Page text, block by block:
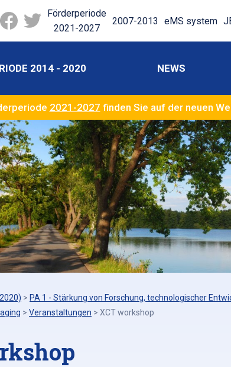
Förderperiode
2021-2027
2007-2013 eMS system
2014 - 2020 NEWS
2021-2027 finden Sie auf der neuen
> PA 1 - Stärkung von Forschung, technologischer
> Veranstaltungen > XCT workshop